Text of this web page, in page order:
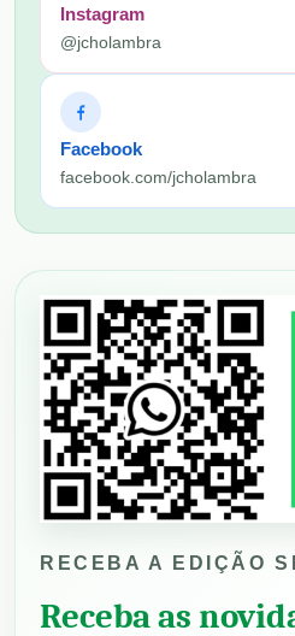
Instagram
@jcholambra
Facebook
facebook.com/jcholambra
RECEBA A EDIÇÃO
Receba as